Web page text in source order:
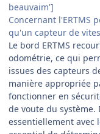
beauvaim']
Concernant
qu'un capteur de
Le bord ERTMS
odométrie, ce qui
issues des capteurs
manière appropriée
fonctionner en
de voute du
essentiellement avec